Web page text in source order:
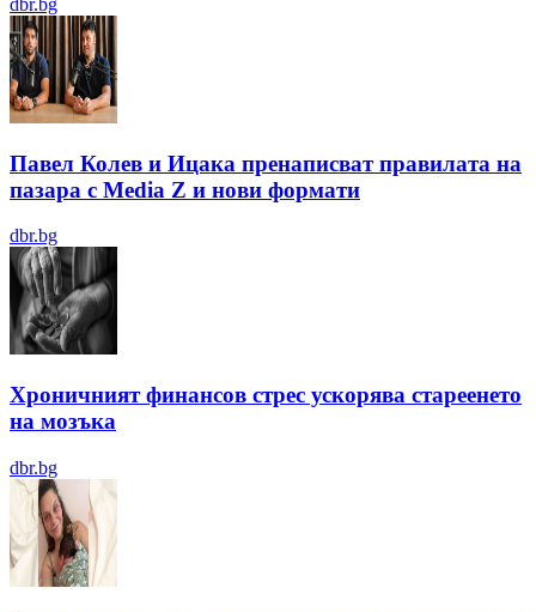
Павел Колев и Ицака пренаписват правилата на
пазара с Media Z и нови формати
dbr.bg
Хроничният финансов стрес ускорява стареенето
на мозъка
dbr.bg